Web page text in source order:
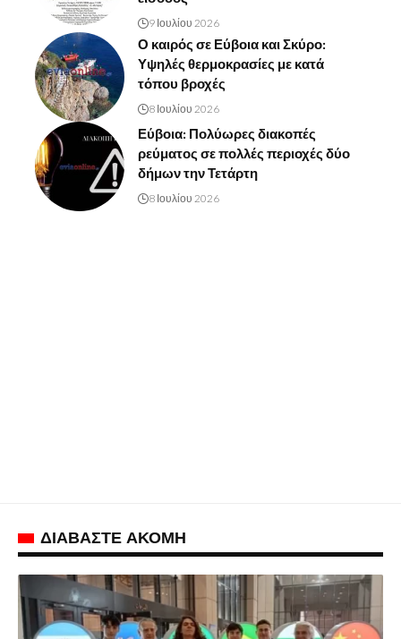
9 Ιουλίου 2026
Ο καιρός σε Εύβοια και Σκύρο:
Υψηλές θερμοκρασίες με κατά
τόπου βροχές
8 Ιουλίου 2026
Εύβοια: Πολύωρες διακοπές
ρεύματος σε πολλές περιοχές δύο
δήμων την Τετάρτη
8 Ιουλίου 2026
ΔΙΑΒΑΣΤΕ ΑΚΟΜΗ